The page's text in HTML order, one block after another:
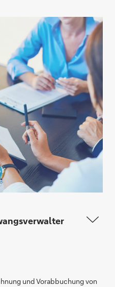
und Vorabbuchung von